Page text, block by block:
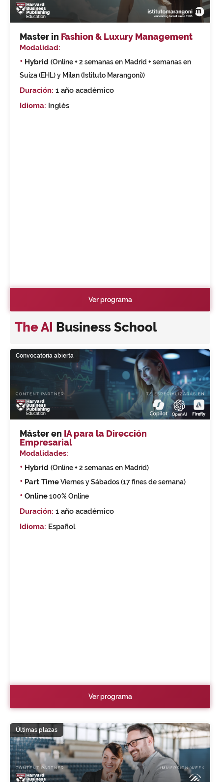
Master in Fashion & Luxury Management
Modalidad:
• Hybrid (Online + 2 semanas en Madrid + semanas en
Suiza (EHL) y Milan (Istituto Marangoni))
Duración: 1 año académico
Idioma: Inglés
Ver programa
The AI Business School
Convocatoria abierta
Máster en IA para la Dirección
Empresarial
Modalidades:
• Hybrid (Online + 2 semanas en Madrid)
• Part TimeViernes y Sábados (17 fines de semana)
• Online100% Online
Duración: 1 año académico
Idioma: Español
Ver programa
Últimas plazas